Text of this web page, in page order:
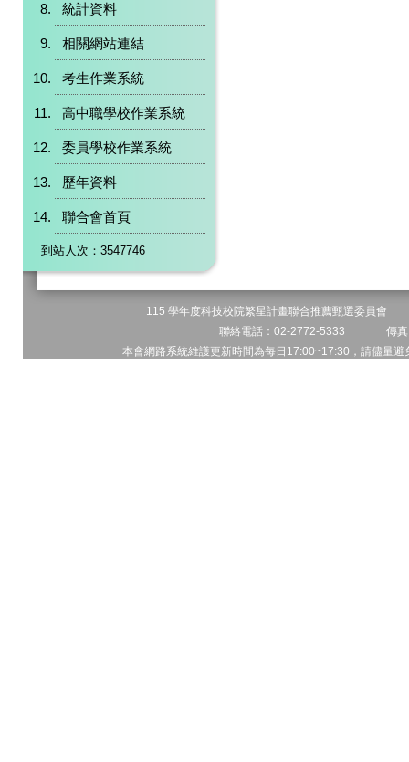
統計資料
相關網站連結
考生作業系統
高中職學校作業系統
委員學校作業系統
歷年資料
聯合會首頁
到站人次：3547746
115 學年度科技校院繁星計畫聯合推薦甄選委員會
聯絡電話：02-2772-5333 傳
本會網路系統維護更新時間為每日17:00~17:30，請儘量